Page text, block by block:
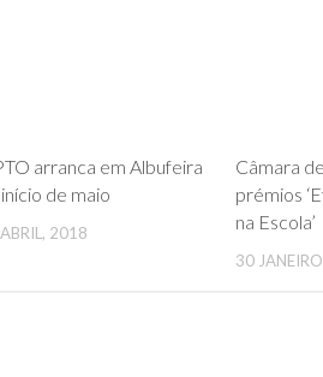
arranca em Albufeira
de maio
2018
Câmara
prémios
na Escola’
30